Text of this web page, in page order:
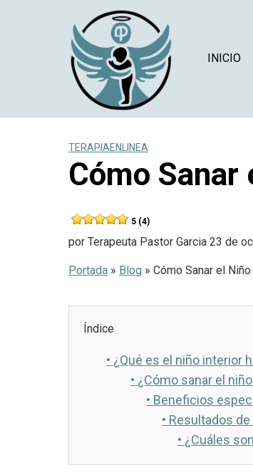
INICIO
TERAPIAENLINEA
Cómo
5 (4)
por Terapeuta Pastor Garcia 23 de
Portada » Blog » Cómo Sanar el
Índice
• ¿Qué es el niño interior
• ¿Cómo sanar el
• Beneficios
• Resultados
• ¿Cuáles